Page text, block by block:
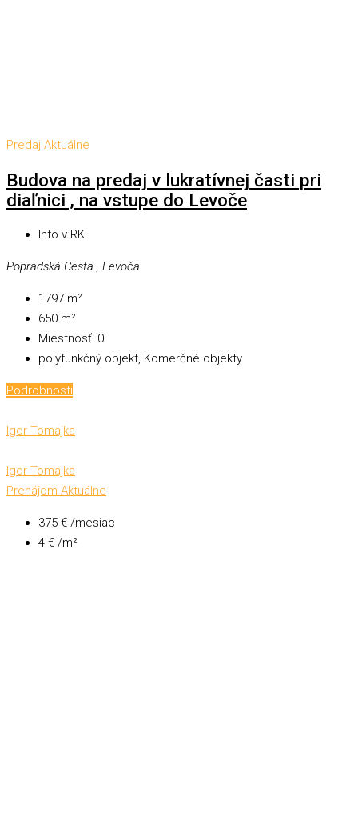
Predaj Aktuálne
Budova na predaj v lukratívnej časti pri
diaľnici , na vstupe do Levoče
Info v RK
Popradská Cesta , Levoča
1797 m²
650 m²
Miestnosť: 0
polyfunkčný objekt, Komerčné objekty
Podrobnosti
Igor Tomajka
Igor Tomajka
Prenájom Aktuálne
375 € /mesiac
4 € /m²